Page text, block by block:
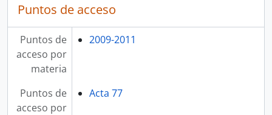
Puntos de acceso
Puntos de
acceso por
materia
2009-2011
Puntos de
acceso por
Acta 77